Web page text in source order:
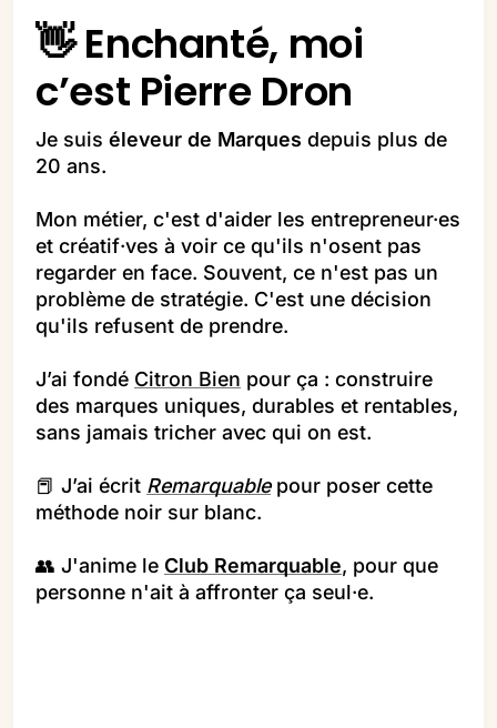
👋 Enchanté, moi
c’est Pierre Dron
Je suis éleveur de Marques depuis plus de
20 ans.
Mon métier, c'est d'aider les entrepreneur·es
et créatif·ves à voir ce qu'ils n'osent pas
regarder en face. Souvent, ce n'est pas un
problème de stratégie. C'est une décision
qu'ils refusent de prendre.
J’ai fondé Citron Bien pour ça : construire
des marques uniques, durables et rentables,
sans jamais tricher avec qui on est.
📕 J’ai écrit Remarquable pour poser cette
méthode noir sur blanc.
👥 J'anime le Club Remarquable, pour que
personne n'ait à affronter ça seul·e.